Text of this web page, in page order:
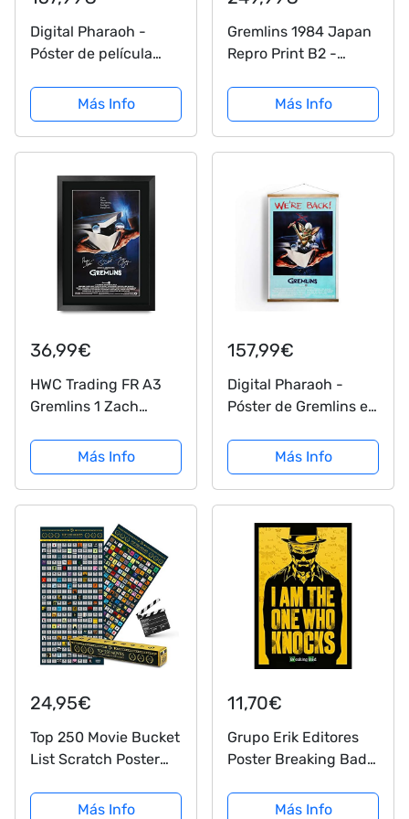
Digital Pharaoh -
Póster de película
x 140 cm, 500 g/m²)
Más Info
Gremlins 1984 Japan
Repro Print B2 -
Más Info
36,99€
HWC Trading FR A3
Gremlins 1 Zach
Imprimieron El Cartel
Firmaron La Imagen
del Autógrafo para
Memorabilia De La
Película...
Más Info
157,99€
Digital Pharaoh -
Póster de Gremlins en
de terror de Mogwai
Más Info
24,95€
Top 250 Movie Bucket
List Scratch Poster
de guía de películas
Más Info
11,70€
Grupo Erik Editores
Poster Breaking Bad-
KnocksMás Info